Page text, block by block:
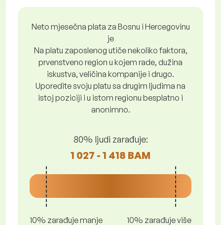
Neto mjesečna plata za Bosnu i Hercegovinu
je
Na platu zaposlenog utiče nekoliko faktora,
prvenstveno region u kojem rade, dužina
iskustva, veličina kompanije i drugo.
Uporedite svoju platu sa drugim ljudima na
istoj poziciji i u istom regionu besplatno i
anonimno.
80% ljudi zarađuje:
1 027 - 1 418 BAM
10% zarađuje manje
10% zarađuje više